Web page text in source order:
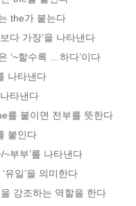
the가 붙는다
다 가장’을 나타낸다
‘~할수록 …하다’이다
나타낸다
타낸다
를 붙이면 전부를 뜻한다
붙인다
부부’를 나타낸다
유일’을 의미한다
강조하는 역할을 한다